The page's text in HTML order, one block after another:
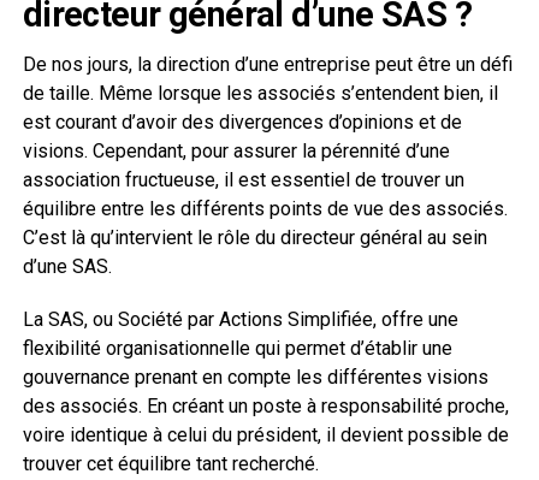
directeur général d’une SAS ?
De nos jours, la direction d’une entreprise peut être un défi
de taille. Même lorsque les associés s’entendent bien, il
est courant d’avoir des divergences d’opinions et de
visions. Cependant, pour assurer la pérennité d’une
association fructueuse, il est essentiel de trouver un
équilibre entre les différents points de vue des associés.
C’est là qu’intervient le rôle du directeur général au sein
d’une SAS.
La SAS, ou Société par Actions Simplifiée, offre une
flexibilité organisationnelle qui permet d’établir une
gouvernance prenant en compte les différentes visions
des associés. En créant un poste à responsabilité proche,
voire identique à celui du président, il devient possible de
trouver cet équilibre tant recherché.